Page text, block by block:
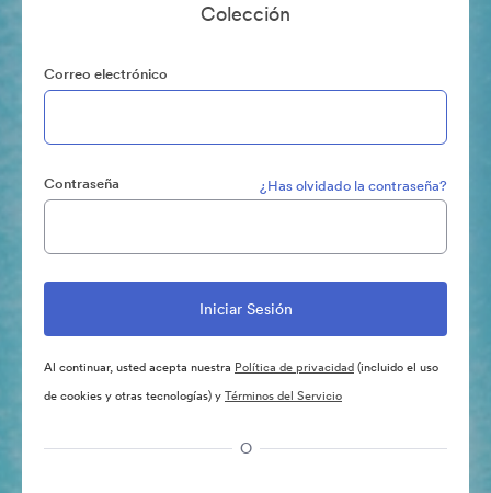
Colección
Correo electrónico
Contraseña ¿Has olvidado la contraseña?
Al continuar, usted acepta nuestra Política de privacidad(incluido el uso
de cookies y otras tecnologías) yTérminos del Servicio
O